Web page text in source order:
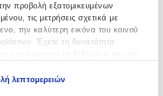
προβολή εξατομικευμένων
τις μετρήσεις σχετικά με
την καλύτερη εικόνα του κοινού
Έχετε τη δυνατότητα
λεπτομερειών